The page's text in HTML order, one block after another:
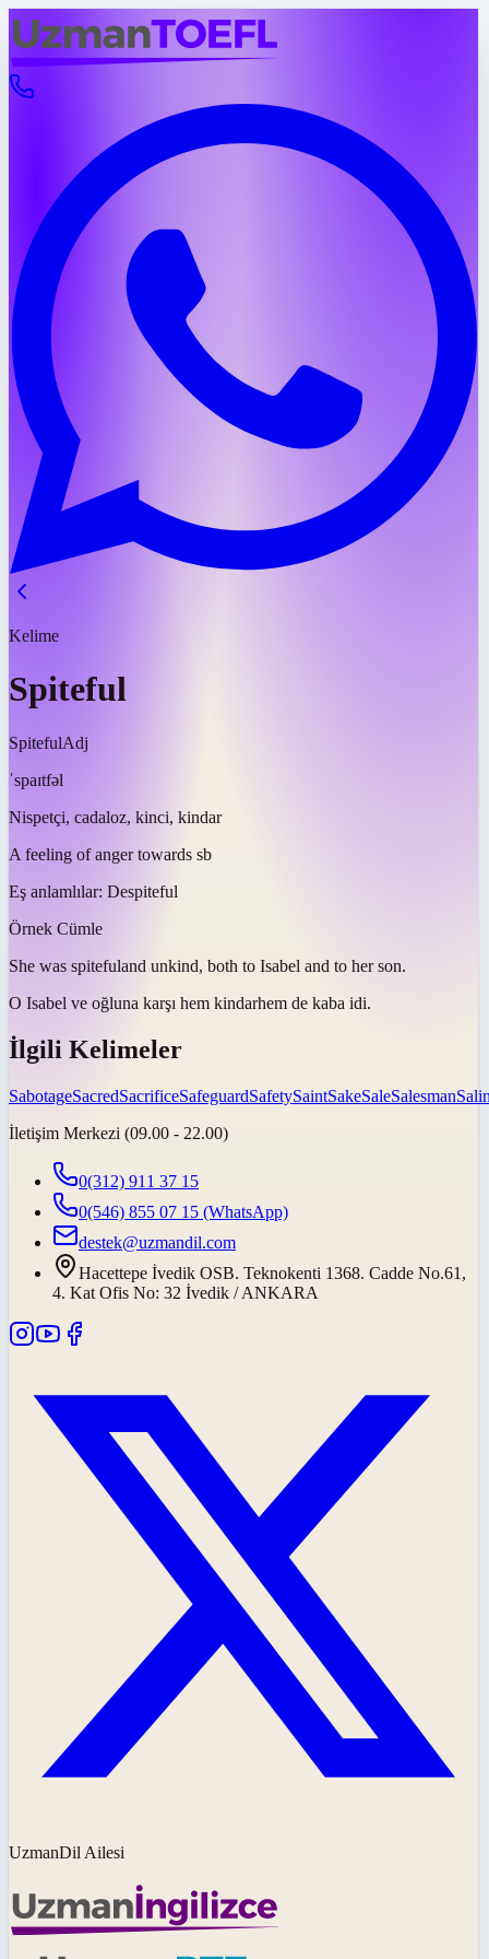
Kelime
Spiteful
SpitefulAdj
ˈspaɪtfəl
Nispetçi, cadaloz, kinci, kindar
A feeling of anger towards sb
Eş anlamlılar: Despiteful
Örnek Cümle
She was spitefuland unkind, both to Isabel and to her son.
O Isabel ve oğluna karşı hem kindarhem de kaba idi.
İlgili Kelimeler
SabotageSacredSacrificeSafeguardSafetySaintSakeSaleSalesman
İletişim Merkezi (09.00 - 22.00)
0(312) 911 37 15
0(546) 855 07 15 (WhatsApp)
destek@uzmandil.com
Hacettepe İvedik OSB. Teknokenti 1368. Cadde No.61,
4. Kat Ofis No: 32 İvedik / ANKARA
UzmanDil Ailesi